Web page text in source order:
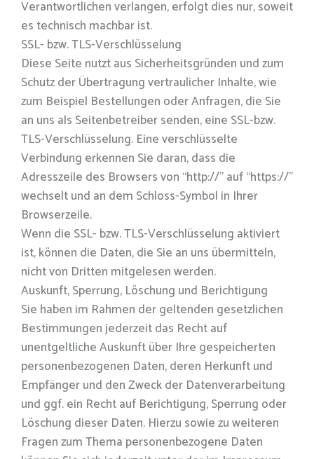
Verantwortlichen verlangen, erfolgt dies nur, soweit
es technisch machbar ist.
SSL- bzw. TLS-Verschlüsselung
Diese Seite nutzt aus Sicherheitsgründen und zum
Schutz der Übertragung vertraulicher Inhalte, wie
zum Beispiel Bestellungen oder Anfragen, die Sie
an uns als Seitenbetreiber senden, eine SSL-bzw.
TLS-Verschlüsselung. Eine verschlüsselte
Verbindung erkennen Sie daran, dass die
Adresszeile des Browsers von “http://” auf “https://”
wechselt und an dem Schloss-Symbol in Ihrer
Browserzeile.
Wenn die SSL- bzw. TLS-Verschlüsselung aktiviert
ist, können die Daten, die Sie an uns übermitteln,
nicht von Dritten mitgelesen werden.
Auskunft, Sperrung, Löschung und Berichtigung
Sie haben im Rahmen der geltenden gesetzlichen
Bestimmungen jederzeit das Recht auf
unentgeltliche Auskunft über Ihre gespeicherten
personenbezogenen Daten, deren Herkunft und
Empfänger und den Zweck der Datenverarbeitung
und ggf. ein Recht auf Berichtigung, Sperrung oder
Löschung dieser Daten. Hierzu sowie zu weiteren
Fragen zum Thema personenbezogene Daten